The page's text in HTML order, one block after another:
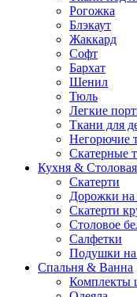
Рогожка
Блэкаут
Жаккард
Софт
Бархат
Шенил
Тюль
Легкие
Ткани для
Негорючие
Скатерные
Кухня & Столовая
Скатерти
Дорожки на
Скатерти
Столовое
Салфетки
Подушки на
Спальня & Ванна
Комплекты